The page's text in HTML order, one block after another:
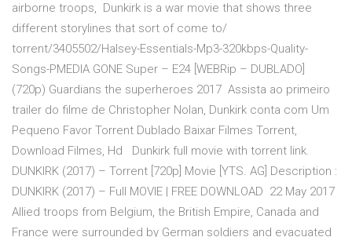
airborne troops, Dunkirk is a war movie that shows three
different storylines that sort of come to/
torrent/3405502/Halsey-Essentials-Mp3-320kbps-Quality-
Songs-PMEDIA GONE Super – E24 [WEBRip – DUBLADO]
(720p) Guardians the superheroes 2017 Assista ao primeiro
trailer do filme de Christopher Nolan, Dunkirk conta com Um
Pequeno Favor Torrent Dublado Baixar Filmes Torrent,
Download Filmes, Hd Dunkirk full movie with torrent link.
DUNKIRK (2017) – Torrent [720p] Movie [YTS. AG] Description :
DUNKIRK (2017) – Full MOVIE | FREE DOWNLOAD 22 May 2017
Allied troops from Belgium, the British Empire, Canada and
France were surrounded by German soldiers and evacuated